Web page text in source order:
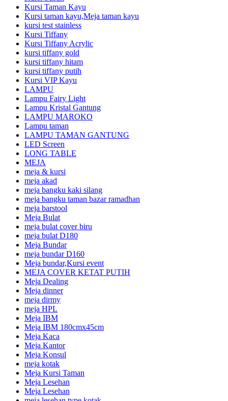
Kursi Taman Kayu
Kursi taman kayu,Meja taman kayu
kursi test stainless
Kursi Tiffany
Kursi Tiffany Acrylic
kursi tiffany gold
kursi tiffany hitam
kursi tiffany putih
Kursi VIP Kayu
LAMPU
Lampu Fairy Light
Lampu Kristal Gantung
LAMPU MAROKO
Lampu taman
LAMPU TAMAN GANTUNG
LED Screen
LONG TABLE
MEJA
meja & kursi
meja akad
meja bangku kaki silang
meja bangku taman bazar ramadhan
meja barstool
Meja Bulat
meja bulat cover biru
meja bulat D180
Meja Bundar
meja bundar D160
Meja bundar,Kursi event
MEJA COVER KETAT PUTIH
Meja Dealing
Meja dinner
meja dirmy
meja HPL
Meja IBM
Meja IBM 180cmx45cm
Meja Kaca
Meja Kantor
Meja Konsul
meja kotak
Meja Kursi Taman
Meja Lesehan
Meja Lesehan